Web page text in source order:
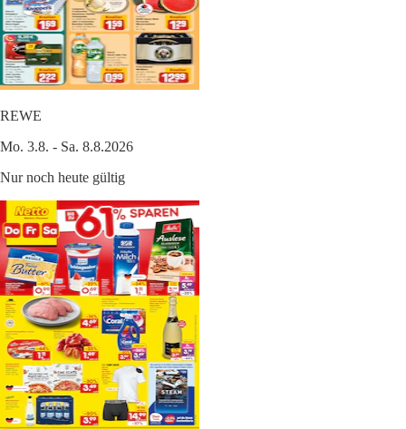
REWE
Mo. 3.8. - Sa. 8.8.2026
Nur noch heute gültig